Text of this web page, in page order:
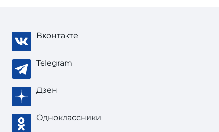
Вконтакте
Telegram
Дзен
Одноклассники